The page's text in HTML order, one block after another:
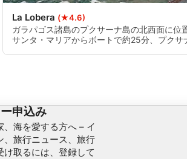
La Lobera (★4.6)
ガラパゴス諸島のプクサーナ島の北西面に位
サンタ・マリアからボートで約25分、プクサ
申込み
、海を愛する方へ – イ
、旅行ニュース、旅行
け取るには、登録して